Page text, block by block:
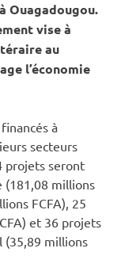
Ouagadougou.
vise à
au
l’économie
à
secteurs
projets seront
(181,08 millions
FCFA), 25
et 36 projets
(35,89 millions